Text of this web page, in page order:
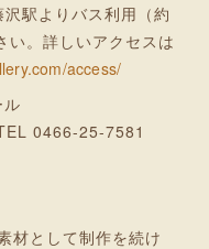
駅よりバス利用（約
い。詳しいアクセスは
access/
ル
0466-25-7581
材として制作を続け